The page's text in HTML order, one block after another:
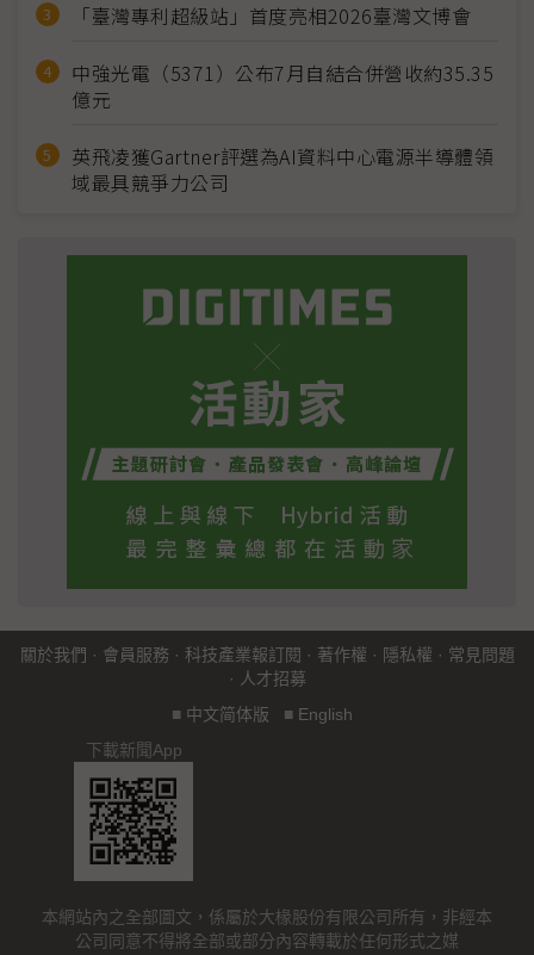
「臺灣專利超級站」首度亮相2026臺灣文博會
中強光電（5371）公布7月自結合併營收約35.35
億元
英飛凌獲Gartner評選為AI資料中心電源半導體領
域最具競爭力公司
關於我們 · 會員服務 · 科技產業報訂閱 · 著作權 · 隱私權 · 常見問題
· 人才招募
■ 中文简体版 ■ English
下載新聞App
本網站內之全部圖文，係屬於大椽股份有限公司所有，非經本
公司同意不得將全部或部分內容轉載於任何形式之媒